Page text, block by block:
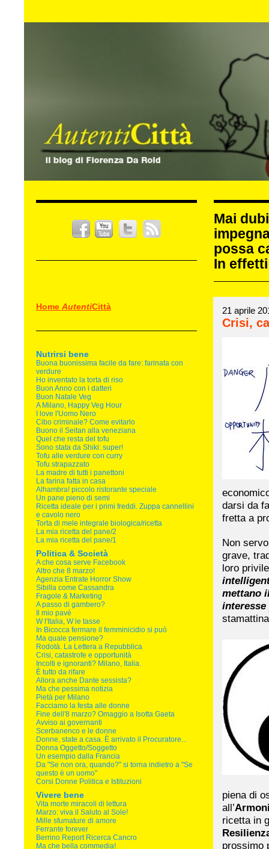
Mai
possa
In
Home AutentiCittà
Nutrirsi bene
Buona buonissima facile da fare: farinata con
verdure
Ho inventato la torta di riso
Buon Anno con i datteri
Buon Natale Veg
A Milano, Happy Veg Hour
I love l'Uomo Nero
Cibo criminale? Come evitarlo
Buono il Seitan alla veneziana
Quel che resta del tofu
Sono stata da Shiki: super!
Tofu alle verdure con curry
Tofu strapazzato
La madre di tutti i panettoni
La farina fatta in casa
Alhambra! piccolo ristorante speciale
Un pane pieno di semi
Ricetta ideale per i primi freddi. Zuppa cannellini
e cavolo nero
Torta di mele integrale biologica/ricetta
La mia ricetta del pane/2
La mia ricetta del pane/1
Politica & Società
A che cosa serve Facebook
Altro che 8 marzo!
Agenzia Entrate Horror Show
Sibilla come Cassandra
Fragole & Marketing
A passo di gambero?
Il mio pavé
W l'Italia, W le tasse
In Bicocca fermare il femminicidio si può
Ma quale pensione?
Rodotà. La Lettera a Repubblica
Crisi, catastrofe e opportunità
Incolti e ignoranti? Milano, Italia.
È tutto da rifare
Allora anche Dante sessista?
Ma che pessima notizia
Pietà per Milano
Facciamo la festa alle donne
Fine dell'8 marzo? Omaggio a Isotta Gaeta
Avviso ai governanti
Scerbanenco e le donne
Donne, state a casa. È arrivato il Procuratore...
Donna Oggetto/Soggetto
Un esempio dalla Francia
Da "Se non ora, quando?" si torna indietro a "Se
questo è un uomo"
Corsi Donne Politica e Istituzioni
Vivere bene
Vita morte miracoli di lettura
Marzo: viva il Saluto al Sole!
Mille sfumature di amore
Ferrante forever
Berrino Report Ricerca Cancro
Ma che bella commedia!
21 aprile
Crisi,
darsi da
fretta a
Non
grave,
loro
mettano
interesse
piena di
all’
ricetta in
prossimo